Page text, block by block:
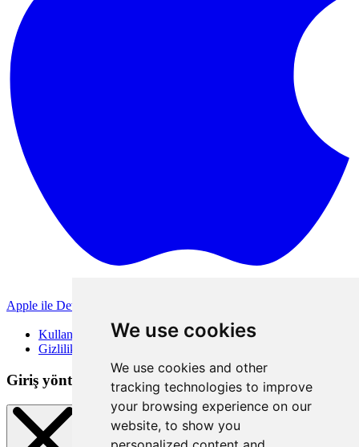
We use cookies
We use cookies and other
tracking technologies to improve
your browsing experience on our
website, to show you
Apple ile Devam Et
Kullanım Koşulları
Gizlilik Politikası
Giriş yöntemleri